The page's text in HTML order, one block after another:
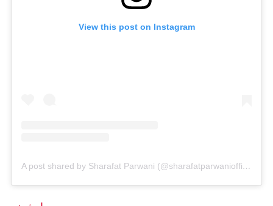
View this post on Instagram
A post shared by Sharafat Parwani (@sharafatparwaniofficial)